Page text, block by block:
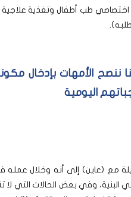
اختصاصي طب أطفال وتغذية
ننصح الأمهات بإدخال
اليومية
مع (عاين) إلى أنه وخلال عمله
البنية، وفي بعض الحالات التي لا